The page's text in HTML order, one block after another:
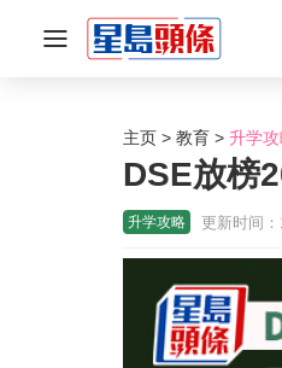
主页 教育 升学
DSE放榜
升学攻略 更新时间